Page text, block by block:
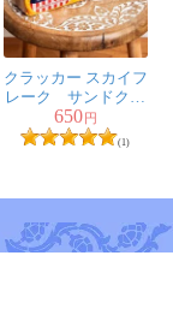
クラッカー スカイフ
レーク サンドクラ
ッカースイートバタ
ーフレーバー -
650円
(1)